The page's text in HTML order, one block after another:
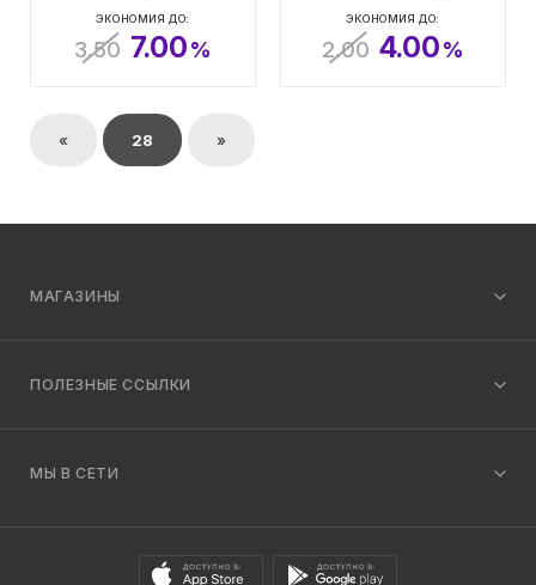
ЭКОНОМИЯ ДО:
3.50 7.00%
ЭКОНОМИЯ ДО:
2.00 4.00%
« 28 »
МАГАЗИНЫ
ПОЛЕЗНЫЕ ССЫЛКИ
МЫ В СЕТИ